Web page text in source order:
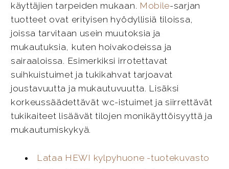
käyttäjien tarpeiden mukaan. Mobile-sarjan
tuotteet ovat erityisen hyödyllisiä tiloissa,
joissa tarvitaan usein muutoksia ja
mukautuksia, kuten hoivakodeissa ja
sairaaloissa. Esimerkiksi irrotettavat
suihkuistuimet ja tukikahvat tarjoavat
joustavuutta ja mukautuvuutta. Lisäksi
korkeussäädettävät wc-istuimet ja siirrettävät
tukikaiteet lisäävät tilojen monikäyttöisyyttä ja
mukautumiskykyä.
Lataa HEWI kylpyhuone -tuotekuvasto